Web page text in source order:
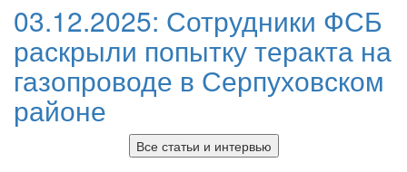
03.12.2025: Сотрудники ФСБ
раскрыли попытку теракта на
газопроводе в Серпуховском
районе
Все статьи и интервью